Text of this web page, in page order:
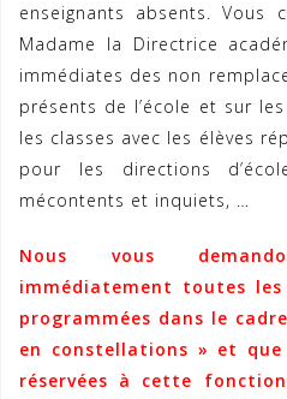
enseignants absents. Vous
Madame la Directrice
immédiates des non
présents de l’école et sur
les classes avec les élèves
pour les directions
mécontents et inquiets, …
Nous vous
immédiatement toutes
programmées dans le
en constellations » et
réservées à cette